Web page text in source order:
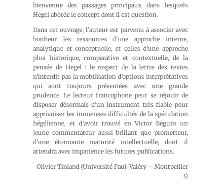
bienvenue des passages principaux dans lesquels
Hegel aborde le concept dont il est question.
Dans cet ouvrage, l’auteur est parvenu à associer avec
bonheur les ressources d’une approche interne,
analytique et conceptuelle, et celles d’une approche
plus historique, comparative et contextuelle, de la
pensée de Hegel : le respect de la lettre des textes
n’interdit pas la mobilisation d’options interprétatives
qui sont toujours présentées avec une grande
prudence. Le lecteur francophone peut se réjouir de
disposer désormais d’un instrument très fiable pour
apprivoiser les immenses difficultés de la spéculation
hégélienne, et d’avoir trouvé en Victor Béguin un
jeune commentateur aussi brillant que prometteur,
d’une étonnante maturité intellectuelle, dont il
attendra avec impatience les futures publications.
Olivier Tinland (Université Paul-Valéry – Montpellier
3)